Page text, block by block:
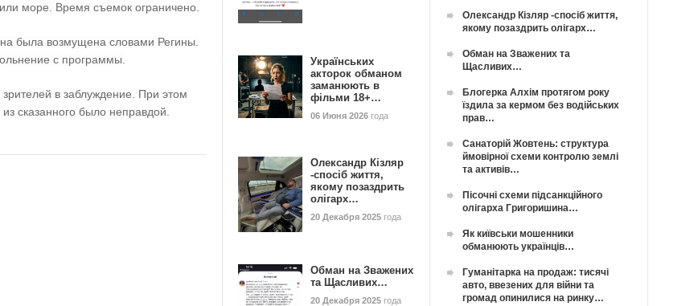
море. Время съемок ограничено.
была возмущена словами Регины.
с программы.
в заблуждение. При этом
сказанного было неправдой.
Українських
акторок обманом
заманюють в
фільми 18+…
06 Июня 2026 года
Олександр Кізляр
-спосіб життя,
якому позаздрить
олігарх…
20 Декабря 2025 года
Обман на Зважених
та Щасливих…
20 Декабря 2025 года
Олександр Кізляр -спосіб життя,
якому позаздрить олігарх…
Обман на Зважених та
Щасливих…
Блогерка Алхім протягом року
їздила за кермом без водійських
прав…
Санаторій Жовтень: структура
ймовірної схеми контролю землі
та активів…
Пісочні схеми підсанкційного
олігарха Григоришина…
Як київськи мошенники
обманюють українців…
Гуманітарка на продаж: тисячі
авто, ввезених для війни та
громад опинилися на ринку…